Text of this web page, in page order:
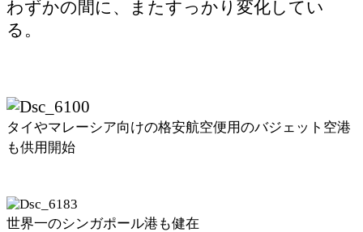
わずかの間に、またすっかり変化してい
る。
タイやマレーシア向けの格安航空便用のバジェット空港
も供用開始
世界一のシンガポール港も健在